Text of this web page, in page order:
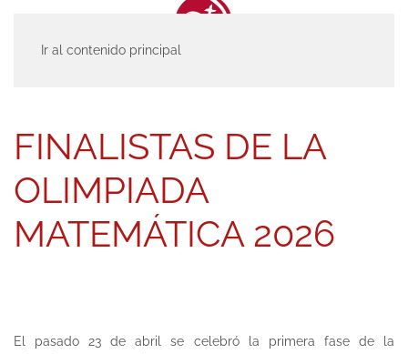
Ir al contenido principal
FINALISTAS DE LA
OLIMPIADA
MATEMÁTICA 2026
El pasado 23 de abril se celebró la primera fase de la